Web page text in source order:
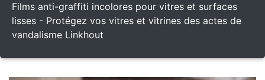
Films anti-graffiti incolores pour vitres et surfaces
lisses - Protégez vos vitres et vitrines des actes de
vandalisme Linkhout